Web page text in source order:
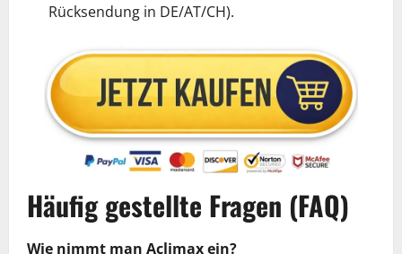
Rücksendung in DE/AT/CH).
Häufig gestellte Fragen (FAQ)
Wie nimmt man Aclimax ein?